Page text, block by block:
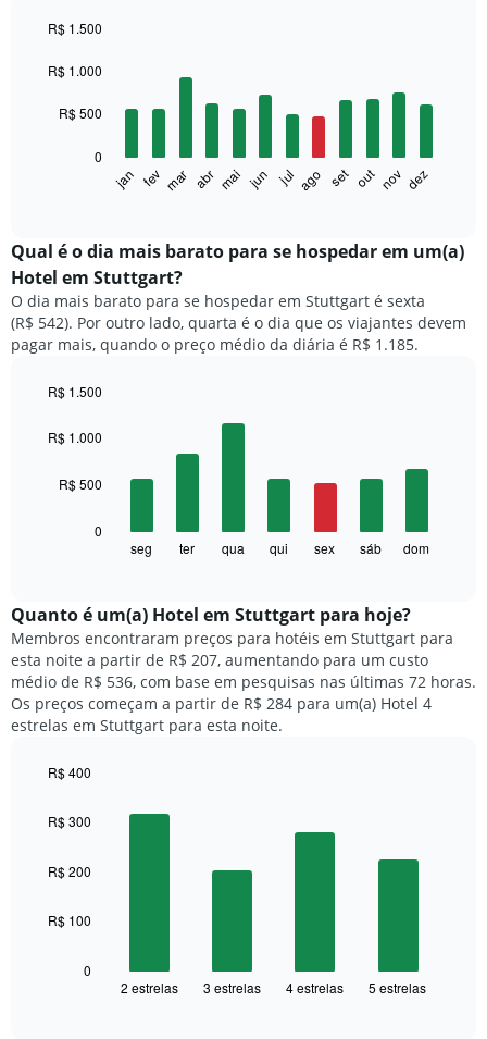
chart
bars.
exibe
o
preço
médio
de
um
mês
gráfico
tem
O
gráfico
tem
1
eixo
Y
preço
de
quarto
graphic.
jan fev mar abr mai jun jul ago set out nov dez
0
R$ 500
R$ 1.000
R$ 1.500
Qual é o dia mais barato para se hospedar em um(a)
Hotel em Stuttgart?
O dia mais barato para se hospedar em Stuttgart é sexta
(R$ 542). Por outro lado, quarta é o dia que os viajantes devem
pagar mais, quando o preço médio da diária é R$ 1.185.
chart
with
bars.
exibe
o
preço
médio
de
um
quarto
cada
da
semana
gráfico
exibindo
graphic.
seg ter qua qui sex sáb dom
0
R$ 500
R$ 1.000
R$ 1.500
Quanto ​é um(a) Hotel em Stuttgart para hoje?
Membros encontraram preços para hotéis em Stuttgart para
esta noite a partir de R$ 207, aumentando para um custo
médio de R$ 536, com base em pesquisas nas últimas 72 horas.
Os preços começam a partir de R$ 284 para um(a) Hotel 4
estrelas em Stuttgart para esta noite.
chart
with
bars.
gráfico
seguir
2 estrelas 3 estrelas 4 estrelas 5 estrelas
0
R$ 100
R$ 200
R$ 300
R$ 400